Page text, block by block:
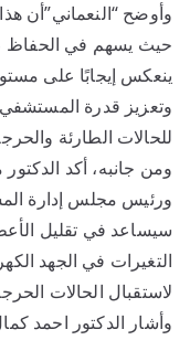
وأوضح “النعماني”أن
حيث يسهم في الحفاظ
ينعكس إيجابًا على
وتعزيز قدرة
للحالات الطارئة
ومن جانبه، أكد
ورئيس مجلس إدارة
سيساعد في تقليل
التغيرات في الجهد
لاستقبال الحالات
وأشار الدكتور احمد